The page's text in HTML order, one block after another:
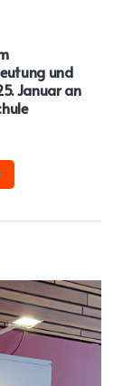
und
Januar an